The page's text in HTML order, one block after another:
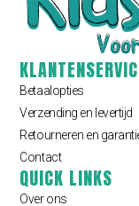
Betaalopties
Verzending en levertijd
Retourneren en
Contact
QUICK LINKS
Over ons